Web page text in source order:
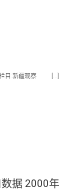
栏目:新疆观察 […]
据 2000年